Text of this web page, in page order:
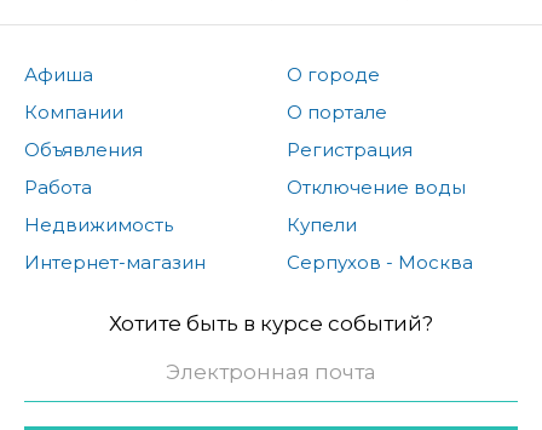
Афиша
Компании
Объявления
Работа
Недвижимость
Интернет-магазин
О городе
О портале
Регистрация
Отключение воды
Купели
Серпухов - Москва
Хотите быть в курсе событий?